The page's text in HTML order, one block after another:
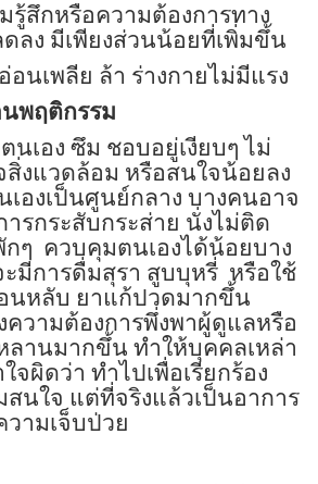
รู้สึกหรือความต้องการทาง
ดลง มีเพียงส่วนน้อยที่เพิ่มขึ้น
อนเพลีย ล้า ร่างกายไม่มีแรง
พฤติกรรม
นเอง ซึม ชอบอยู่เงียบๆ ไม่
สิ่งแวดล้อม หรือสนใจน้อยลง
เองเป็นศูนย์กลาง บางคนอาจ
ารกระสับกระส่าย นั่งไม่ติด
กๆ ควบคุมตนเองได้น้อยบาง
ะมีการดื่มสุรา สูบบุหรี่ หรือใช้
นหลับ ยาแก้ปวดมากขึ้น
ความต้องการพึ่งพาผู้ดูแลหรือ
ลานมากขึ้น ทำให้บุคคลเหล่า
จผิดว่า ทำไปเพื่อเรียกร้อง
สนใจ แต่ที่จริงแล้วเป็นอาการ
วามเจ็บป่วย